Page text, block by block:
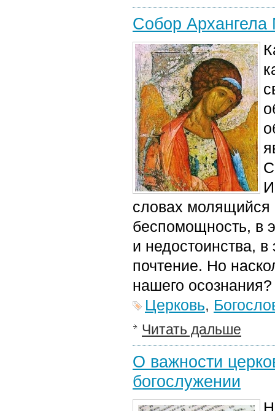
Собор Архангела
словах молящийся
беспомощность, в
и недостоинства,
почтение. Но
нашего осознания?
Церковь,
Читать дальше
О важности
богослужении